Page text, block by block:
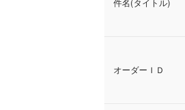
件名(タイトル)
オーダーＩＤ